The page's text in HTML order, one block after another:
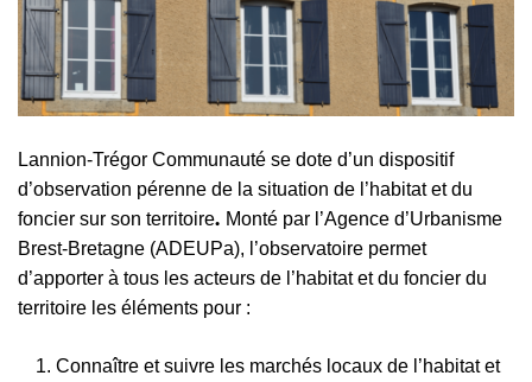
Lannion-Trégor Communauté se dote d’un dispositif
d’observation pérenne de la situation de l’habitat et du
foncier sur son territoire. Monté par l’Agence d’Urbanisme
Brest-Bretagne (ADEUPa), l’observatoire permet
d’apporter à tous les acteurs de l’habitat et du foncier du
territoire les éléments pour :
Connaître et suivre les marchés locaux de l’habitat et